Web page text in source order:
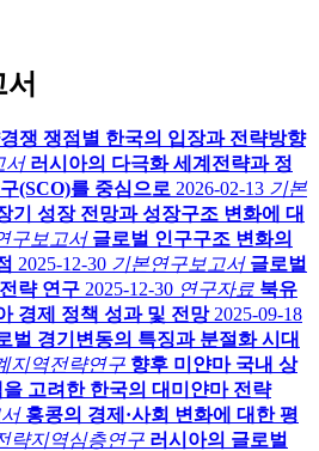
쟁 쟁점별 한국의 입장과 전략방향
서 러시아의 다극화 세계전략과 정
(SCO)를 중심으로 2026-02-13 기본
기 성장 전망과 성장구조 변화에 대
구보고서 글로벌 인구구조 변화의
2025-12-30 기본연구보고서 글로벌
략 연구 2025-12-30 연구자료 북유
경제 정책 성과 및 전망 2025-09-18
벌 경기변동의 특징과 분절화 시대
지역전략연구 향후 미얀마 국내 상
고려한 한국의 대미얀마 전략
홍콩의 경제·사회 변화에 대한 평
략지역심층연구 러시아의 글로벌